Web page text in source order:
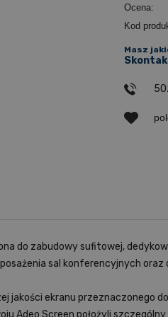
Ocena:
Kod
Masz
do zabudowy sufitowej,
sal konferencyjnych
jakości ekranu przeznaczonego
Adeo Screen położyli